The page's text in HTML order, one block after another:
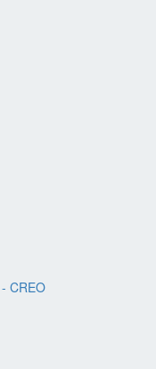
CREO